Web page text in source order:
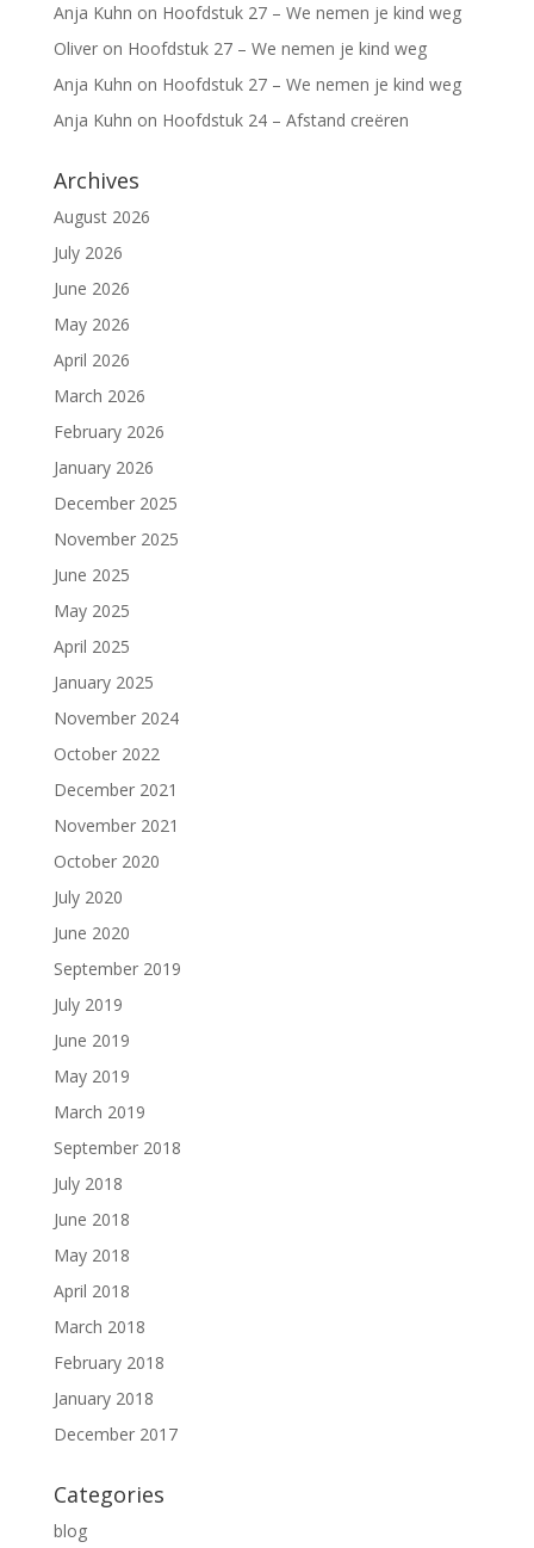
Anja Kuhn on Hoofdstuk 27 – We nemen je kind weg
Oliveron Hoofdstuk 27 – We nemen je kind weg
Anja Kuhn on Hoofdstuk 27 – We nemen je kind weg
Anja Kuhn on Hoofdstuk 24 – Afstand creëren
Archives
August 2026
July 2026
June 2026
May 2026
April 2026
March 2026
February 2026
January 2026
December 2025
November 2025
June 2025
May 2025
April 2025
January 2025
November 2024
October 2022
December 2021
November 2021
October 2020
July 2020
June 2020
September 2019
July 2019
June 2019
May 2019
March 2019
September 2018
July 2018
June 2018
May 2018
April 2018
March 2018
February 2018
January 2018
December 2017
Categories
blog